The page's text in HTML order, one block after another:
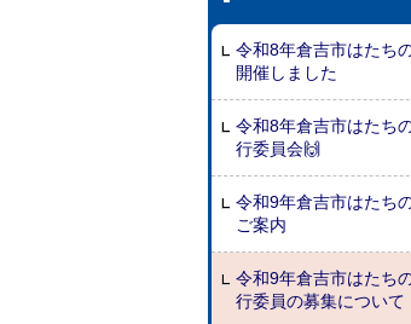
令和8年倉吉市はたち
開催しました
令和8年倉吉市はたち
行委員会🙌
令和9年倉吉市はたち
ご案内
令和9年倉吉市はたち
行委員の募集について